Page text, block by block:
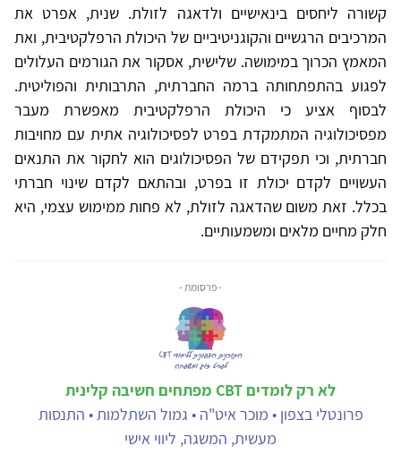
קשורה ליחסים בינאישיים ולדאגה לזולת. שנית, אפרט את
המרכיבים הרגשיים והקוגניטיביים של היכולת הרפלקטיבית, ואת
המאמץ הכרוך במימושה. שלישית, אסקור את הגורמים העלולים
לפגוע בהתפתחותה ברמה החברתית, התרבותית והפוליטית.
לבסוף אציע כי היכולת הרפלקטיבית מאפשרת מעבר
מפסיכולוגיה המתמקדת בפרט לפסיכולוגיה אתית עם מחויבות
חברתית, וכי תפקידם של הפסיכולוגים הוא לחקור את התנאים
העשויים לקדם יכולת זו בפרט, ובהתאם לקדם שינוי חברתי
בכלל. זאת משום שהדאגה לזולת, לא פחות ממימוש עצמי, היא
חלק מחיים מלאים ומשמעותיים.
- פרסומת -
לא רק לומדים CBT מפתחים חשיבה קלינית
פרונטלי בצפון • מוכר איט"ה • גמול השתלמות • התנסות
מעשית, המשגה, ליווי אישי